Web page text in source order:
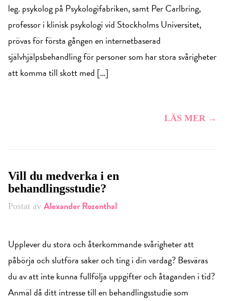
leg. psykolog på Psykologifabriken, samt Per Carlbring,
professor i klinisk psykologi vid Stockholms Universitet,
prövas för första gången en internetbaserad
självhjälpsbehandling för personer som har stora svårigheter
att komma till skott med […]
LÄS MER →
Vill du medverka i en
behandlingsstudie?
Postat av Alexander Rozenthal
Upplever du stora och återkommande svårigheter att
påbörja och slutföra saker och ting i din vardag? Besväras
du av att inte kunna fullfölja uppgifter och åtaganden i tid?
Anmäl då ditt intresse till en behandlingsstudie som